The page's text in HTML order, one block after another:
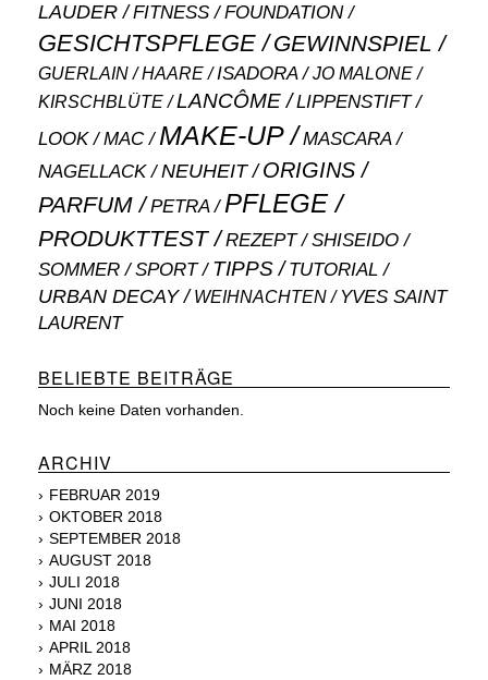
LAUDER
FITNESS FOUNDATION
GESICHTSPFLEGE GEWINNSPIEL
GUERLAIN HAARE ISADORA JO MALONE
KIRSCHBLÜTE LANCÔME LIPPENSTIFT
LOOK MAC MAKE-UP MASCARA
NAGELLACK NEUHEIT ORIGINS
PARFUM PETRA PFLEGE
PRODUKTTEST REZEPT SHISEIDO
SOMMER SPORT TIPPS TUTORIAL
URBAN DECAY WEIHNACHTEN
YVES SAINT
LAURENT
BELIEBTE BEITRÄGE
Noch keine Daten vorhanden.
ARCHIV
FEBRUAR 2019
OKTOBER 2018
SEPTEMBER 2018
AUGUST 2018
JULI 2018
JUNI 2018
MAI 2018
APRIL 2018
MÄRZ 2018